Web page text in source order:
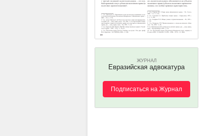
ЖУРНАЛ
Евразийская адвокатура
Подписаться на Журнал